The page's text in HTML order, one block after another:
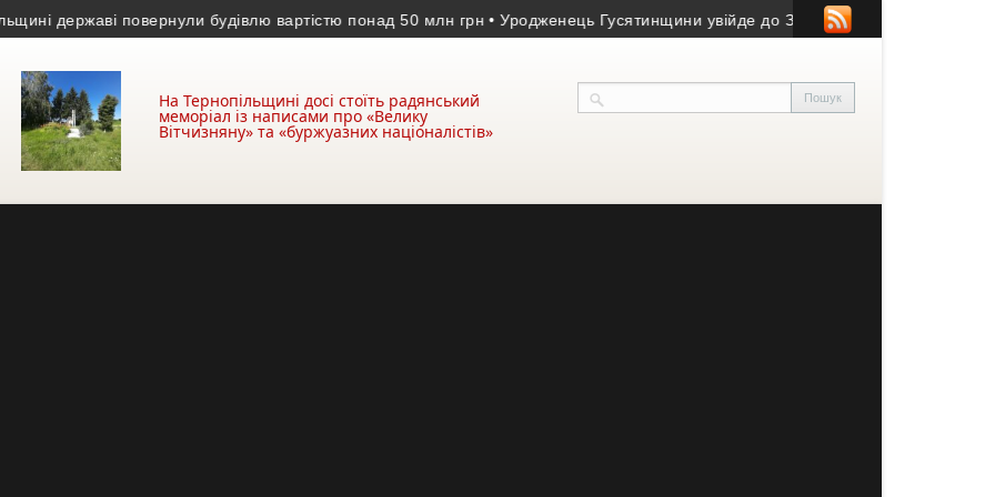
державі повернули будівлю вартістю понад 50 млн грн • Уродженець Гусятинщини увійде до Зали світової шахової слави
На Тернопільщині досі стоїть радянський
меморіал із написами про «Велику
Вітчизняну» та «буржуазних націоналістів»